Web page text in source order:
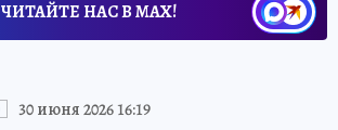
ЧИТАЙТЕ НАС В МАХ!